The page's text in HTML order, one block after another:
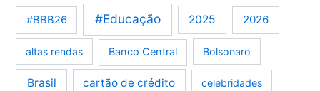
#BBB26 #Educação 2025 2026
altas rendas Banco Central Bolsonaro
Brasil cartão de crédito celebridades